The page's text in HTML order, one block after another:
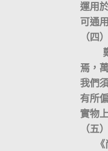
運用
可通
（四
鄭
焉，
我們
有所
實物
（五
《尚